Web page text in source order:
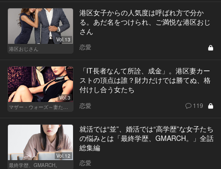
Vol.13
港区おじさん
港区女子からの人気度は呼ばれ方で分か
る。あだ名をつけられ、ご満悦な港区おじ
さん
恋愛
Vol.3
「IT長者なんて所詮、成金」。港区妻カー
ストの頂点は誰？財力だけでは勝てぬ、格
付けし合う女たち
恋愛 119
Vol.12
最終学歴、GMARCH。
就活では“並”、婚活では“高学歴”な女子たち
の悩みとは「最終学歴、GMARCH。」全話
総集編
恋愛